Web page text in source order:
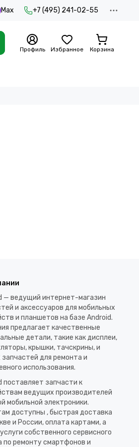
Max +7 (495) 241-02-55
Профиль Избранное Корзина
— ведущий интернет-магазин
и аксессуаров для мобильных
и планшетов на базе Android.
предлагает качественные
детали, такие как дисплеи,
крышки, тачскрины, и
запчастей для ремонта и
использования.​
поставляет запчасти к
ведущих производителей
мобильной электроники.
доступны , быстрая доставка
и России, оплата картами, а
собственного сервисного
по ремонту смартфонов и